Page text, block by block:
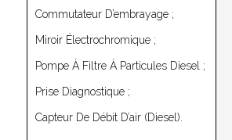
Commutateur D’embrayage ;
Miroir Électrochromique ;
Pompe À Filtre À Particules Diesel ;
Prise Diagnostique ;
Capteur De Débit D’air (Diesel).